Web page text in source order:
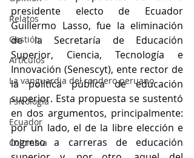
Relatos
Gestión
Artículos
La vanguardia del rondero peruano
Psicología
Ecuador
Colombia
presidente electo de Ecuador
Guillermo Lasso, fue la eliminación
de la Secretaría de Educación
Superior, Ciencia, Tecnología e
Innovación (Senescyt), ente rector de
la política pública de educación
superior. Esta propuesta se sustentó
en dos argumentos, principalmente:
por un lado, el de la libre elección e
ingreso a carreras de educación